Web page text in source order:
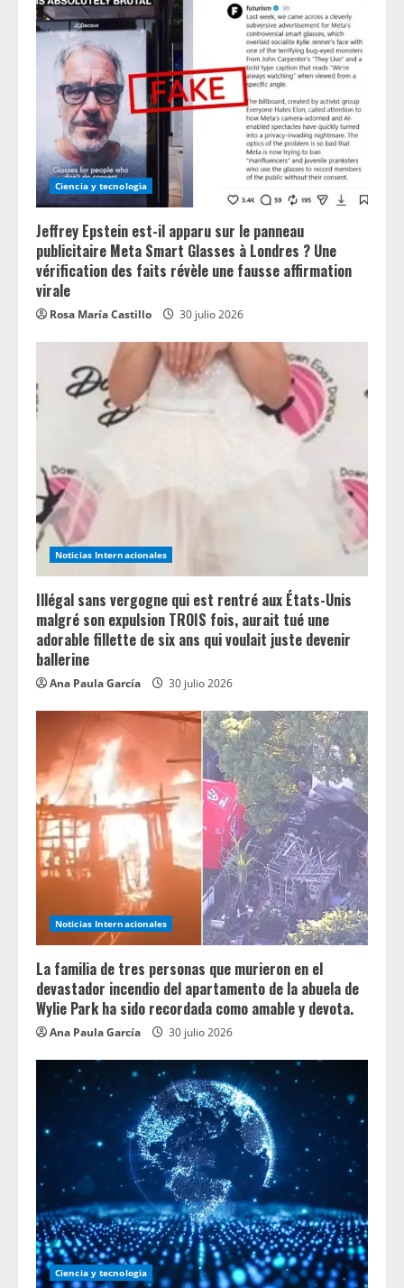
Ciencia y tecnologia
Jeffrey Epstein est-il apparu sur le panneau
publicitaire Meta Smart Glasses à Londres ? Une
vérification des faits révèle une fausse affirmation
virale
Rosa María Castillo 30 julio 2026
Noticias Internacionales
Illégal sans vergogne qui est rentré aux États-Unis
malgré son expulsion TROIS fois, aurait tué une
adorable fillette de six ans qui voulait juste devenir
ballerine
Ana Paula García 30 julio 2026
Noticias Internacionales
La familia de tres personas que murieron en el
devastador incendio del apartamento de la abuela de
Wylie Park ha sido recordada como amable y devota.
Ana Paula García 30 julio 2026
Ciencia y tecnologia